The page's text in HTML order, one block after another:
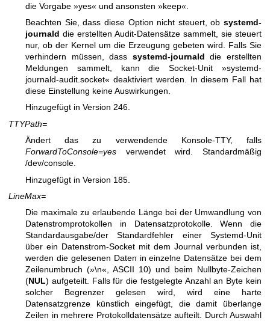
die Vorgabe »yes« und ansonsten »keep«.
Beachten Sie, dass diese Option nicht steuert, ob systemd-
journald die erstellten Audit-Datensätze sammelt, sie steuert
nur, ob der Kernel um die Erzeugung gebeten wird. Falls Sie
verhindern müssen, dass systemd-journald die erstellten
Meldungen sammelt, kann die Socket-Unit »systemd-
journald-audit.socket« deaktiviert werden. In diesem Fall hat
diese Einstellung keine Auswirkungen.
Hinzugefügt in Version 246.
TTYPath=
Ändert das zu verwendende Konsole-TTY, falls
ForwardToConsole=yes verwendet wird. Standardmäßig
/dev/console.
Hinzugefügt in Version 185.
LineMax=
Die maximale zu erlaubende Länge bei der Umwandlung von
Datenstromprotokollen in Datensatzprotokolle. Wenn die
Standardausgabe/der Standardfehler einer Systemd-Unit
über ein Datenstrom-Socket mit dem Journal verbunden ist,
werden die gelesenen Daten in einzelne Datensätze bei dem
Zeilenumbruch (»\n«, ASCII 10) und beim Nullbyte-Zeichen
(NUL) aufgeteilt. Falls für die festgelegte Anzahl an Byte kein
solcher Begrenzer gelesen wird, wird eine harte
Datensatzgrenze künstlich eingefügt, die damit überlange
Zeilen in mehrere Protokolldatensätze aufteilt. Durch Auswahl